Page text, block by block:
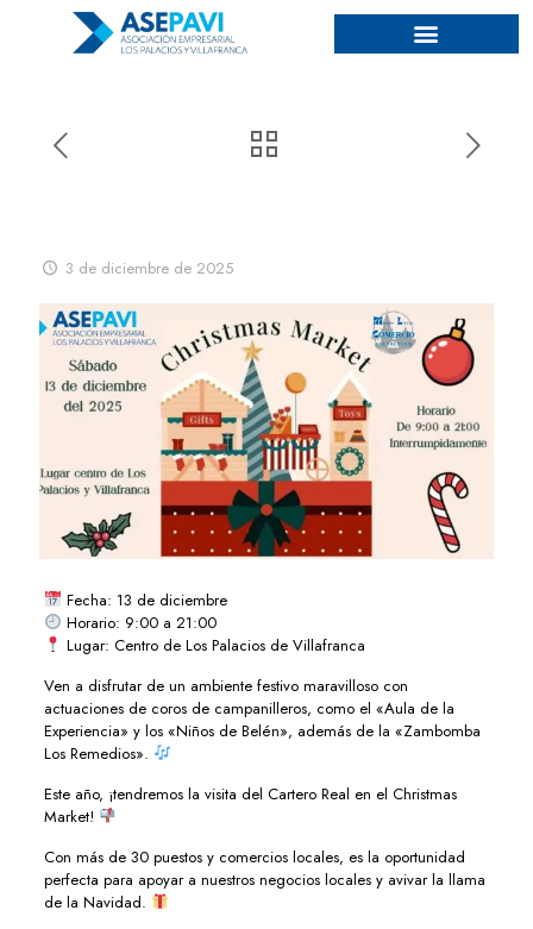
3 de diciembre de 2025
Fecha: 13 de diciembre
Horario: 9:00 a 21:00
Lugar: Centro de Los Palacios de Villafranca
Ven a disfrutar de un ambiente festivo maravilloso con
actuaciones de coros de campanilleros, como el «Aula de la
Experiencia» y los «Niños de Belén», además de la «Zambomba
Los Remedios».
Este año, ¡tendremos la visita del Cartero Real en el Christmas
Market!
Con más de 30 puestos y comercios locales, es la oportunidad
perfecta para apoyar a nuestros negocios locales y avivar la llama
de la Navidad.